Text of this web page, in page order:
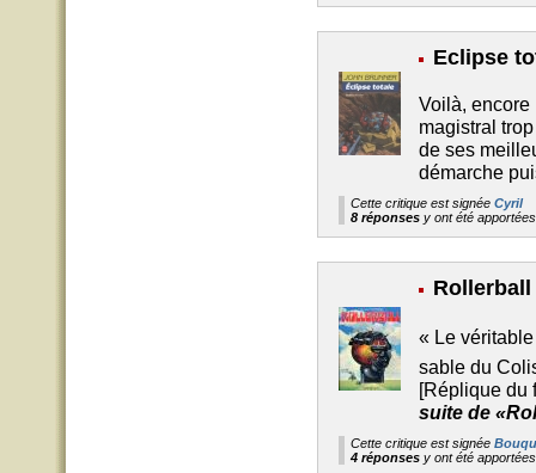
Eclipse
Voilà, encore
magistral
de ses
démarche
Cette critique est signée Cyril
8 réponses y ont été
Rollerball
« Le
sable du
[Réplique du
suite de
Cette critique est signée
4 réponses y ont été